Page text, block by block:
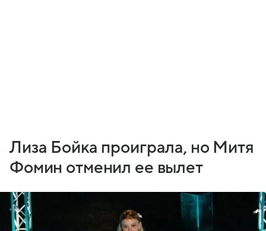
Лиза Бойка проиграла, но Митя
Фомин отменил ее вылет